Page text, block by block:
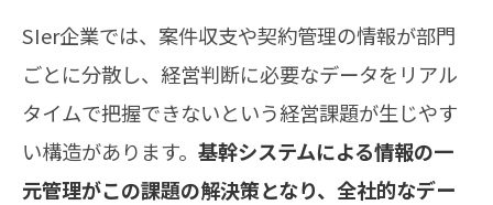
SIer企業では、案件収支や契約管理の情報が部門
ごとに分散し、経営判断に必要なデータをリアル
タイムで把握できないという経営課題が生じやす
い構造があります。 基幹システムによる情報の一
元管理がこの課題の解決策となり、全社的なデー